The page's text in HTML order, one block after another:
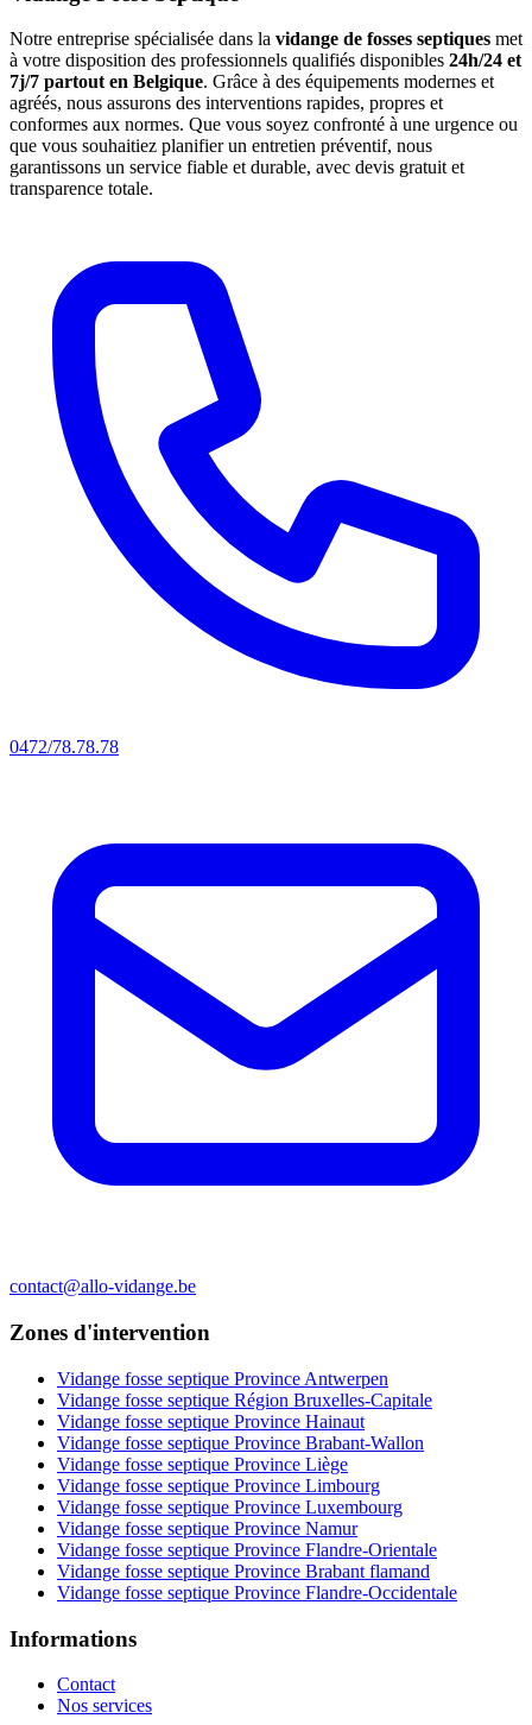
Notre entreprise spécialisée dans la vidange de fosses septiques met
à votre disposition des professionnels qualifiés disponibles 24h/24 et
7j/7 partout en Belgique. Grâce à des équipements modernes et
agréés, nous assurons des interventions rapides, propres et
conformes aux normes. Que vous soyez confronté à une urgence ou
que vous souhaitiez planifier un entretien préventif, nous
garantissons un service fiable et durable, avec devis gratuit et
transparence totale.
0472/78.78.78
contact@allo-vidange.be
Zones d'intervention
Vidange fosse septique Province Antwerpen
Vidange fosse septique Région Bruxelles-Capitale
Vidange fosse septique Province Hainaut
Vidange fosse septique Province Brabant-Wallon
Vidange fosse septique Province Liège
Vidange fosse septique Province Limbourg
Vidange fosse septique Province Luxembourg
Vidange fosse septique Province Namur
Vidange fosse septique Province Flandre-Orientale
Vidange fosse septique Province Brabant flamand
Vidange fosse septique Province Flandre-Occidentale
Informations
Contact
Nos services